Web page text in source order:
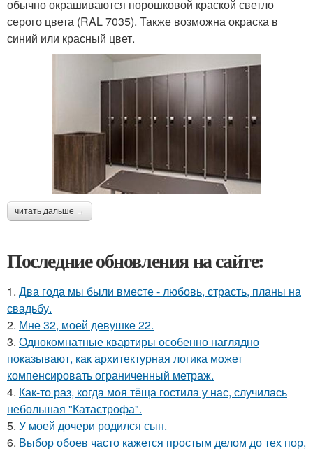
обычно окрашиваются порошковой краской светло
серого цвета (RAL 7035). Также возможна окраска в
синий или красный цвет.
читать дальше →
Последние обновления на сайте:
1. Два года мы были вместе - любовь, страсть, планы на
свадьбу.
2. Мне 32, моей девушке 22.
3. Однокомнатные квартиры особенно наглядно
показывают, как архитектурная логика может
компенсировать ограниченный метраж.
4. Как-то раз, когда моя тёща гостила у нас, случилась
небольшая "Катастрофа".
5. У моей дочери родился сын.
6. Выбор обоев часто кажется простым делом до тех пор,